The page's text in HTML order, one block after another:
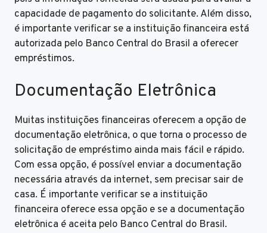
capacidade de pagamento do solicitante. Além disso,
é importante verificar se a instituição financeira está
autorizada pelo Banco Central do Brasil a oferecer
empréstimos.
Documentação Eletrônica
Muitas instituições financeiras oferecem a opção de
documentação eletrônica, o que torna o processo de
solicitação de empréstimo ainda mais fácil e rápido.
Com essa opção, é possível enviar a documentação
necessária através da internet, sem precisar sair de
casa. É importante verificar se a instituição
financeira oferece essa opção e se a documentação
eletrônica é aceita pelo Banco Central do Brasil.